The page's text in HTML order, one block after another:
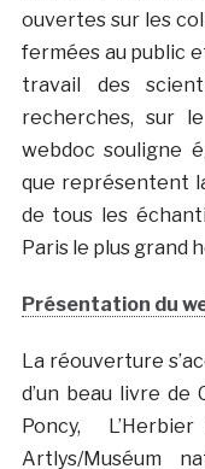
ouvertes sur les
fermées au public
travail des
recherches, sur
webdoc souligne
que représentent
de tous les
Paris le plus grand
Présentation du
La réouverture
d’un beau livre de
Poncy,
Artlys/Muséum